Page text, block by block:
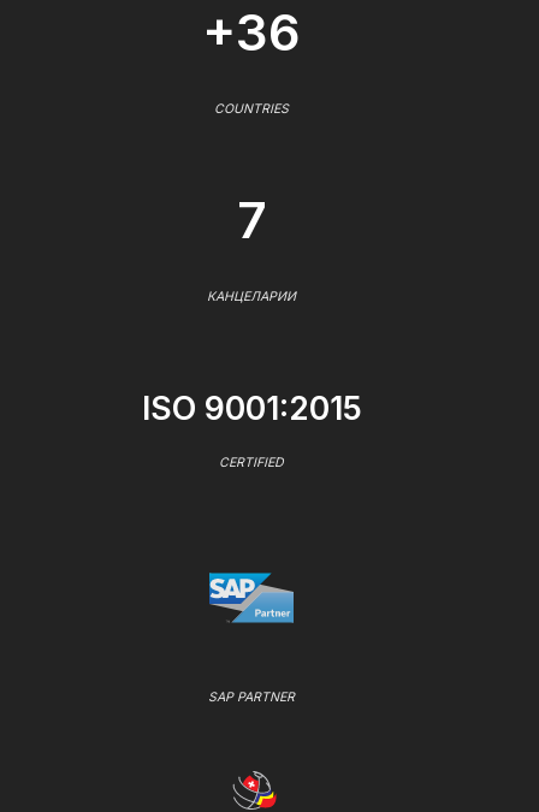
+36
COUNTRIES
7
КАНЦЕЛАРИИ
ISO 9001:2015
CERTIFIED
SAP PARTNER